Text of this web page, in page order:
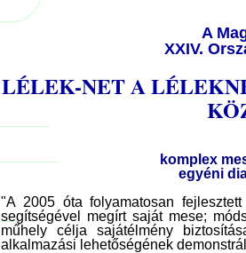
A
XXIV.
LÉLEK-NET A
komplex
egyéni
"A 2005 óta folyamatosan
segítségével megírt saját mese;
műhely célja sajátélmény
alkalmazási lehetőségének